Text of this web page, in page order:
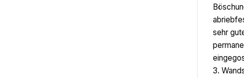
sehr
3.